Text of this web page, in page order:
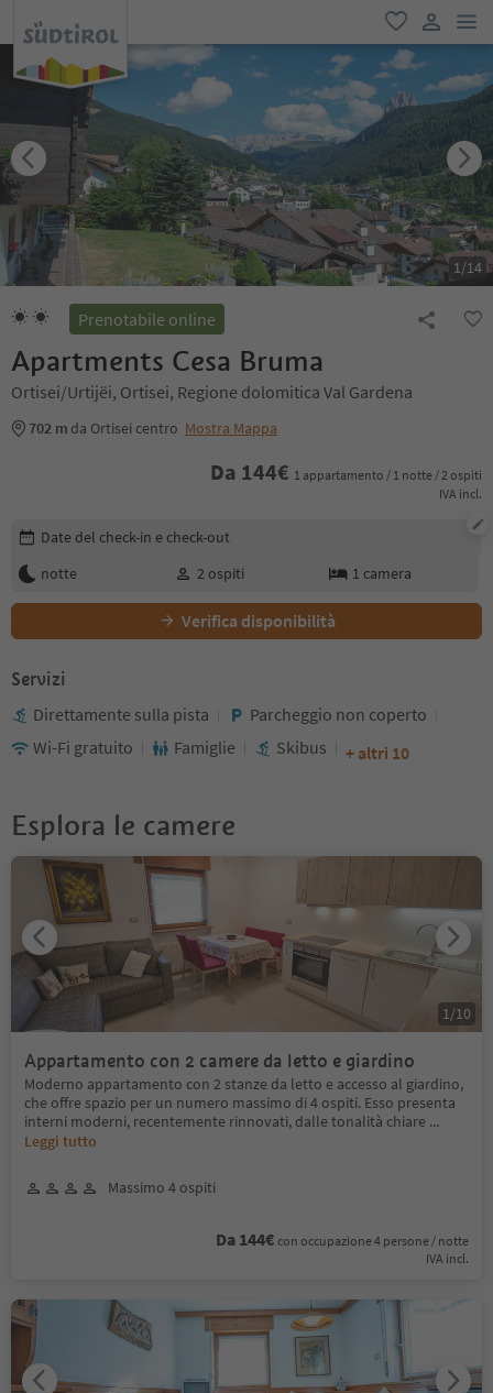
favoriti
user link
1/14
Prenotabile online
Apartments Cesa Bruma
Ortisei/Urtijëi, Ortisei, Regione dolomitica Val Gardena
702 m da Ortisei centro Mostra Mappa
Da 144€ 1 appartamento / 1 notte / 2 ospiti
IVA incl.
Modifica i dettagli della prenotazione
Date del check-in e check-out
notte
2 ospiti 1 camera
Verifica disponibilità
Servizi
Direttamente sulla pista
Parcheggio non coperto
Wi-Fi gratuito
Famiglie Skibus + altri 10
Esplora le camere
Appartamento con 2 camere da letto e giardino
Moderno appartamento con 2 stanze da letto e accesso al giardino,
che offre spazio per un numero massimo di 4 ospiti. Esso presenta
interni moderni, recentemente rinnovati, dalle tonalità chiare ...
Leggi tutto
Massimo 4 ospiti
Da 144€ con occupazione 4 persone / notte
IVA incl.
1/10